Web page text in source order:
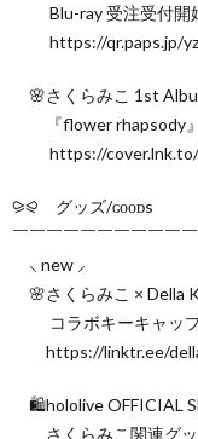
Blu-ray 受注受付開
https://qr.paps.jp/
🌸さくらみこ 1st
『flower rhapsody』
https://cover.lnk.to/
⪩⪨ グッズ/ɢᴏᴏᴅs
￣￣￣￣￣￣￣￣￣￣
⸜ new ⸝
🌸さくらみこ × Della
コラボキーキャップ
https://linktr.ee/
🛍hololive OFFICIAL
さくらみこ関連グッ